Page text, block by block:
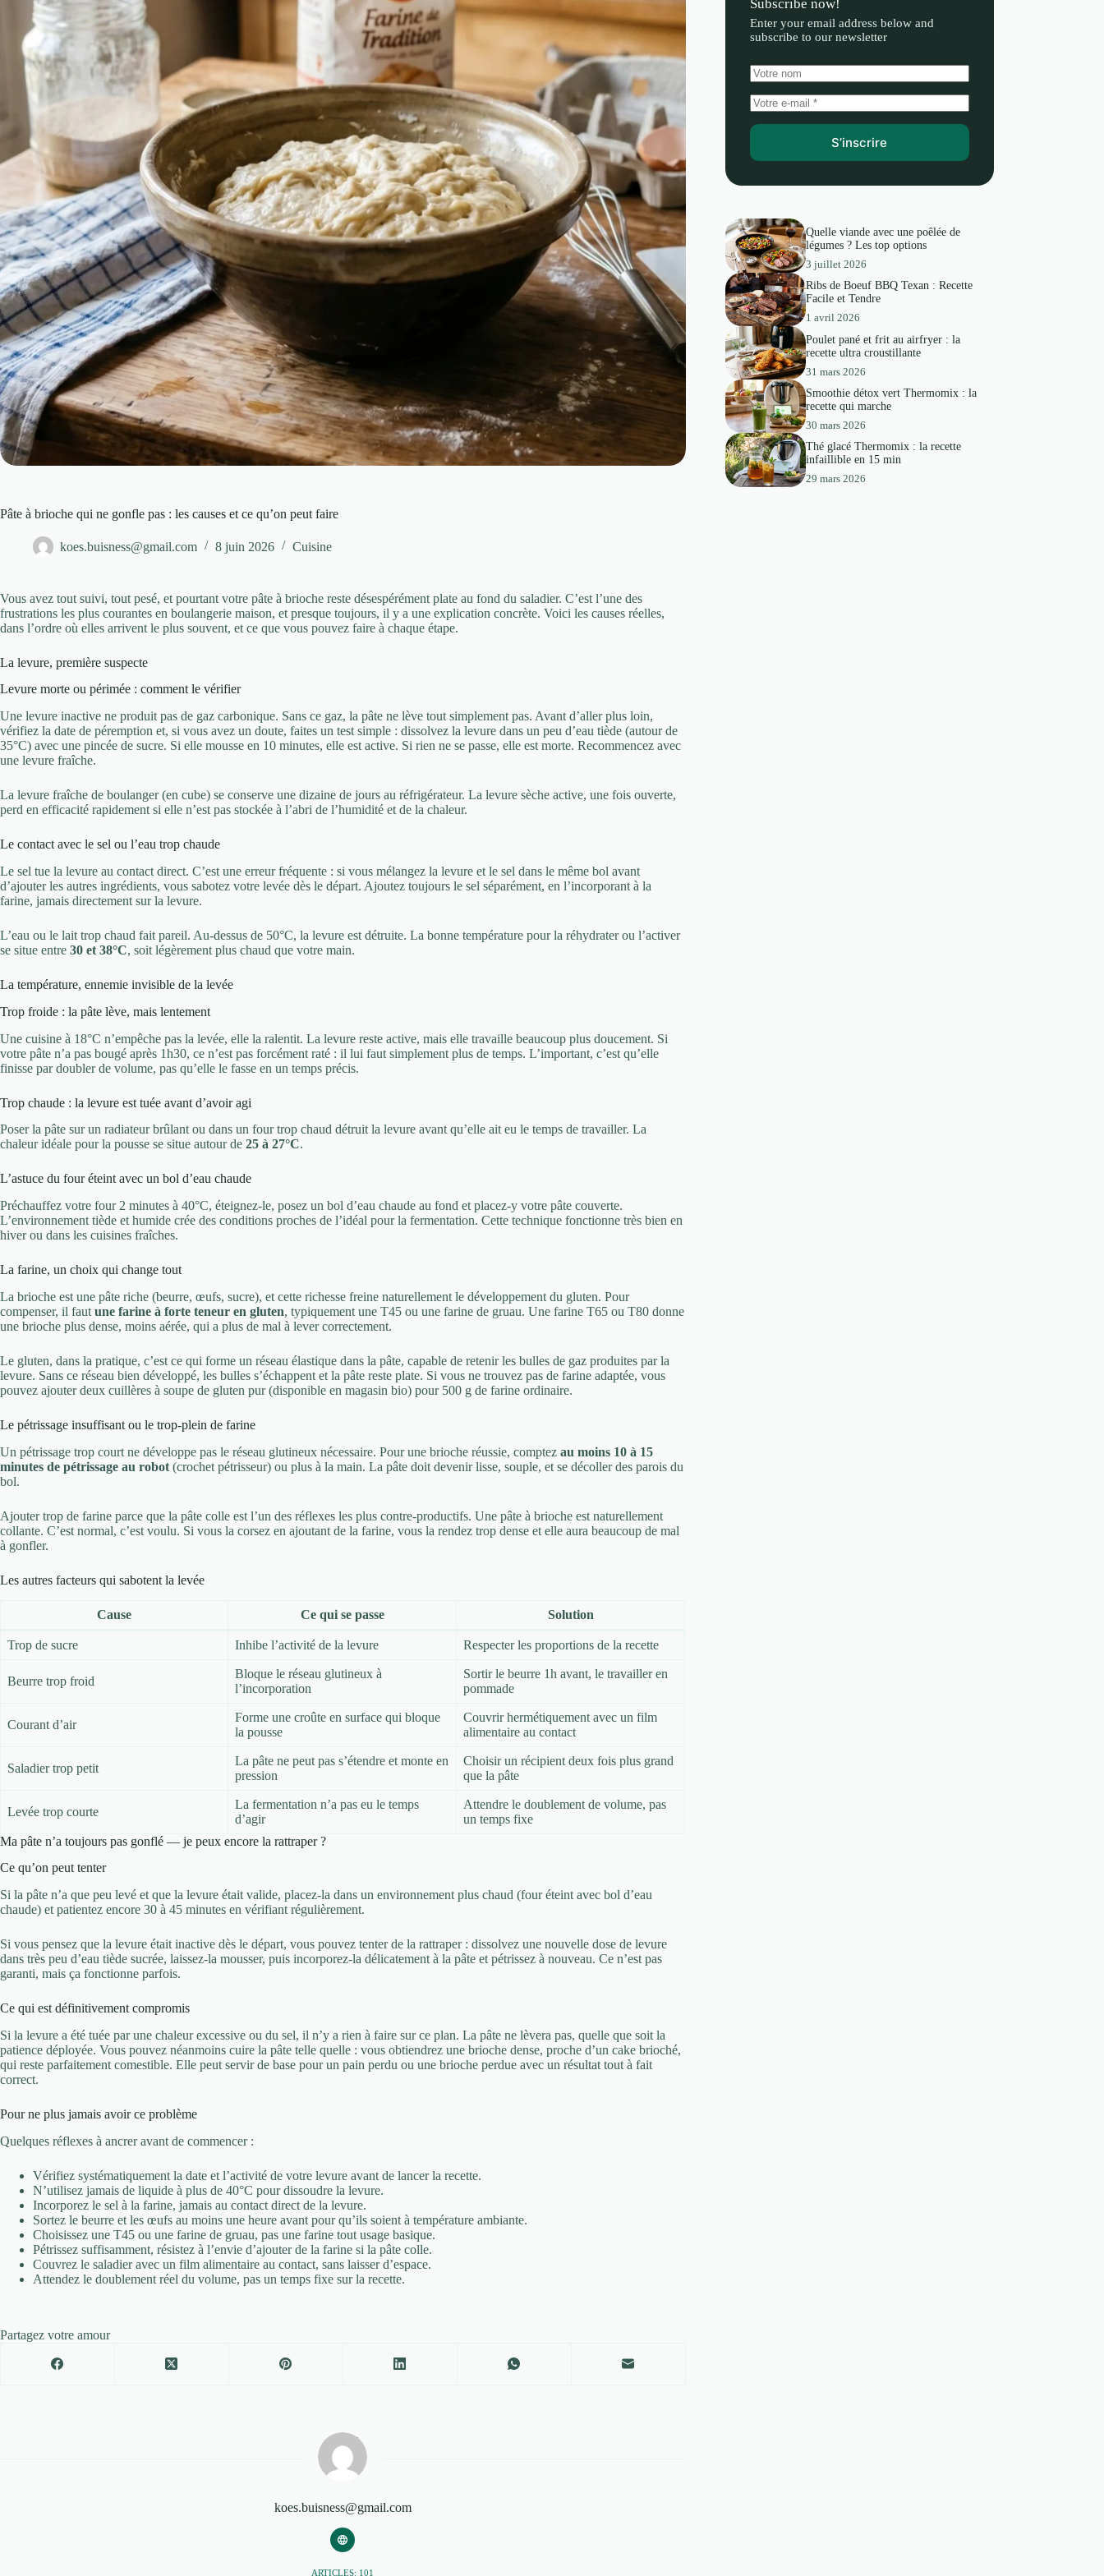
Pâte à brioche qui ne gonfle pas : les causes et ce qu’on peut faire
koes.buisness@gmail.com 8 juin 2026 Cuisine
Vous avez tout suivi, tout pesé, et pourtant votre pâte à brioche reste désespérément plate au fond du saladier. C’est l’une des
frustrations les plus courantes en boulangerie maison, et presque toujours, il y a une explication concrète. Voici les causes réelles,
dans l’ordre où elles arrivent le plus souvent, et ce que vous pouvez faire à chaque étape.
La levure, première suspecte
Levure morte ou périmée : comment le vérifier
Une levure inactive ne produit pas de gaz carbonique. Sans ce gaz, la pâte ne lève tout simplement pas. Avant d’aller plus loin,
vérifiez la date de péremption et, si vous avez un doute, faites un test simple : dissolvez la levure dans un peu d’eau tiède (autour de
35°C) avec une pincée de sucre. Si elle mousse en 10 minutes, elle est active. Si rien ne se passe, elle est morte. Recommencez avec
une levure fraîche.
La levure fraîche de boulanger (en cube) se conserve une dizaine de jours au réfrigérateur. La levure sèche active, une fois ouverte,
perd en efficacité rapidement si elle n’est pas stockée à l’abri de l’humidité et de la chaleur.
Le contact avec le sel ou l’eau trop chaude
Le sel tue la levure au contact direct. C’est une erreur fréquente : si vous mélangez la levure et le sel dans le même bol avant
d’ajouter les autres ingrédients, vous sabotez votre levée dès le départ. Ajoutez toujours le sel séparément, en l’incorporant à la
farine, jamais directement sur la levure.
L’eau ou le lait trop chaud fait pareil. Au-dessus de 50°C, la levure est détruite. La bonne température pour la réhydrater ou l’activer
se situe entre 30 et 38°C, soit légèrement plus chaud que votre main.
La température, ennemie invisible de la levée
Trop froide : la pâte lève, mais lentement
Une cuisine à 18°C n’empêche pas la levée, elle la ralentit. La levure reste active, mais elle travaille beaucoup plus doucement. Si
votre pâte n’a pas bougé après 1h30, ce n’est pas forcément raté : il lui faut simplement plus de temps. L’important, c’est qu’elle
finisse par doubler de volume, pas qu’elle le fasse en un temps précis.
Trop chaude : la levure est tuée avant d’avoir agi
Poser la pâte sur un radiateur brûlant ou dans un four trop chaud détruit la levure avant qu’elle ait eu le temps de travailler. La
chaleur idéale pour la pousse se situe autour de 25 à 27°C.
L’astuce du four éteint avec un bol d’eau chaude
Préchauffez votre four 2 minutes à 40°C, éteignez-le, posez un bol d’eau chaude au fond et placez-y votre pâte couverte.
L’environnement tiède et humide crée des conditions proches de l’idéal pour la fermentation. Cette technique fonctionne très bien en
hiver ou dans les cuisines fraîches.
La farine, un choix qui change tout
La brioche est une pâte riche (beurre, œufs, sucre), et cette richesse freine naturellement le développement du gluten. Pour
compenser, il faut une farine à forte teneur en gluten, typiquement une T45 ou une farine de gruau. Une farine T65 ou T80 donne
une brioche plus dense, moins aérée, qui a plus de mal à lever correctement.
Le gluten, dans la pratique, c’est ce qui forme un réseau élastique dans la pâte, capable de retenir les bulles de gaz produites par la
levure. Sans ce réseau bien développé, les bulles s’échappent et la pâte reste plate. Si vous ne trouvez pas de farine adaptée, vous
pouvez ajouter deux cuillères à soupe de gluten pur (disponible en magasin bio) pour 500 g de farine ordinaire.
Le pétrissage insuffisant ou le trop-plein de farine
Un pétrissage trop court ne développe pas le réseau glutineux nécessaire. Pour une brioche réussie, comptez au moins 10 à 15
minutes de pétrissage au robot (crochet pétrisseur) ou plus à la main. La pâte doit devenir lisse, souple, et se décoller des parois du
bol.
Ajouter trop de farine parce que la pâte colle est l’un des réflexes les plus contre-productifs. Une pâte à brioche est naturellement
collante. C’est normal, c’est voulu. Si vous la corsez en ajoutant de la farine, vous la rendez trop dense et elle aura beaucoup de mal
à gonfler.
Les autres facteurs qui sabotent la levée
Cause Ce qui se passe Solution
Trop de sucre Inhibe l’activité de la levure Respecter les proportions de la recette
Beurre trop froid
Bloque le réseau glutineux à
l’incorporation
Sortir le beurre 1h avant, le travailler en
pommade
Courant d’air
Forme une croûte en surface qui bloque
la pousse
Couvrir hermétiquement avec un film
alimentaire au contact
Saladier trop petit
La pâte ne peut pas s’étendre et monte en
pression
Choisir un récipient deux fois plus grand
que la pâte
Levée trop courte
La fermentation n’a pas eu le temps
d’agir
Attendre le doublement de volume, pas
un temps fixe
Ma pâte n’a toujours pas gonflé — je peux encore la rattraper ?
Ce qu’on peut tenter
Si la pâte n’a que peu levé et que la levure était valide, placez-la dans un environnement plus chaud (four éteint avec bol d’eau
chaude) et patientez encore 30 à 45 minutes en vérifiant régulièrement.
Si vous pensez que la levure était inactive dès le départ, vous pouvez tenter de la rattraper : dissolvez une nouvelle dose de levure
dans très peu d’eau tiède sucrée, laissez-la mousser, puis incorporez-la délicatement à la pâte et pétrissez à nouveau. Ce n’est pas
garanti, mais ça fonctionne parfois.
Ce qui est définitivement compromis
Si la levure a été tuée par une chaleur excessive ou du sel, il n’y a rien à faire sur ce plan. La pâte ne lèvera pas, quelle que soit la
patience déployée. Vous pouvez néanmoins cuire la pâte telle quelle : vous obtiendrez une brioche dense, proche d’un cake brioché,
qui reste parfaitement comestible. Elle peut servir de base pour un pain perdu ou une brioche perdue avec un résultat tout à fait
correct.
Pour ne plus jamais avoir ce problème
Quelques réflexes à ancrer avant de commencer :
Vérifiez systématiquement la date et l’activité de votre levure avant de lancer la recette.
N’utilisez jamais de liquide à plus de 40°C pour dissoudre la levure.
Incorporez le sel à la farine, jamais au contact direct de la levure.
Sortez le beurre et les œufs au moins une heure avant pour qu’ils soient à température ambiante.
Choisissez une T45 ou une farine de gruau, pas une farine tout usage basique.
Pétrissez suffisamment, résistez à l’envie d’ajouter de la farine si la pâte colle.
Couvrez le saladier avec un film alimentaire au contact, sans laisser d’espace.
Attendez le doublement réel du volume, pas un temps fixe sur la recette.
Partagez votre amour
koes.buisness@gmail.com
ARTICLES: 101
Subscribe now!
Enter your email address below and
subscribe to our newsletter
S’inscrire
Quelle viande avec une poêlée de
légumes ? Les top options
3 juillet 2026
Ribs de Boeuf BBQ Texan : Recette
Facile et Tendre
1 avril 2026
Poulet pané et frit au airfryer : la
recette ultra croustillante
31 mars 2026
Smoothie détox vert Thermomix : la
recette qui marche
30 mars 2026
Thé glacé Thermomix : la recette
infaillible en 15 min
29 mars 2026